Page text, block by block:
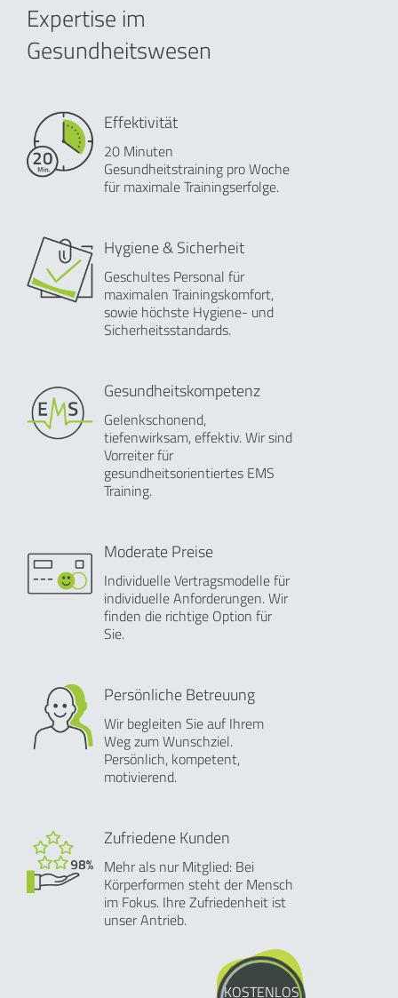
Expertise im
Gesundheitswesen
Effektivität
20 Minuten
Gesundheitstraining pro Woche
für maximale Trainingserfolge.
Hygiene & Sicherheit
Geschultes Personal für
maximalen Trainingskomfort,
sowie höchste Hygiene- und
Sicherheitsstandards.
Gesundheitskompetenz
Gelenkschonend,
tiefenwirksam, effektiv. Wir sind
Vorreiter für
gesundheitsorientiertes EMS
Training.
Moderate Preise
Individuelle Vertragsmodelle für
individuelle Anforderungen. Wir
finden die richtige Option für
Sie.
Persönliche Betreuung
Wir begleiten Sie auf Ihrem
Weg zum Wunschziel.
Persönlich, kompetent,
motivierend.
Zufriedene Kunden
Mehr als nur Mitglied: Bei
Körperformen steht der Mensch
im Fokus. Ihre Zufriedenheit ist
unser Antrieb.
KOSTENLOS